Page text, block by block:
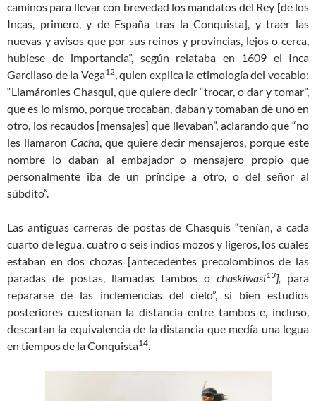
caminos para llevar con brevedad los mandatos del Rey [de los
Incas, primero, y de España tras la Conquista], y traer las
nuevas y avisos que por sus reinos y provincias, lejos o cerca,
hubiese de importancia”, según relataba en 1609 el Inca
Garcilaso de la Vega12, quien explica la etimología del vocablo:
“Llamáronles Chasqui, que quiere decir “trocar, o dar y tomar”,
que es lo mismo, porque trocaban, daban y tomaban de uno en
otro, los recaudos [mensajes] que llevaban”, aclarando que “no
les llamaron Cacha, que quiere decir mensajeros, porque este
nombre lo daban al embajador o mensajero propio que
personalmente iba de un príncipe a otro, o del señor al
súbdito”.
Las antiguas carreras de postas de Chasquis “tenían, a cada
cuarto de legua, cuatro o seis indios mozos y ligeros, los cuales
estaban en dos chozas [antecedentes precolombinos de las
paradas de postas, llamadas tambos o chaskiwasi13], para
repararse de las inclemencias del cielo”, si bien estudios
posteriores cuestionan la distancia entre tambos e, incluso,
descartan la equivalencia de la distancia que medía una legua
en tiempos de la Conquista14.